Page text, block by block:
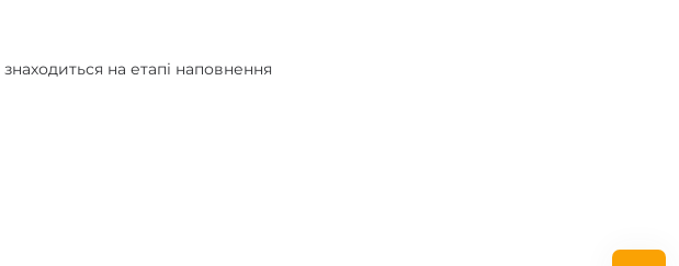
знаходиться на етапі наповнення